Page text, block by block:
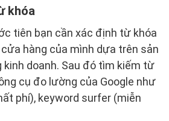
khóa
tiên bạn cần xác định từ khóa
hàng của mình dựa trên sản
kinh doanh. Sau đó tìm kiếm từ
cụ đo lường của Google như
phí), keyword surfer (miễn